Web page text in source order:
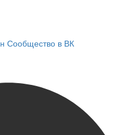
Сообщество в ВК